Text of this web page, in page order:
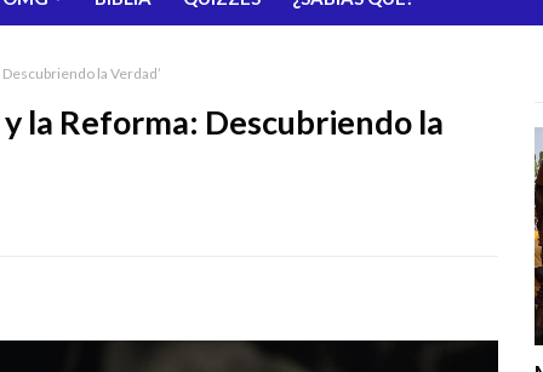
la Verdad’
la Reforma: Descubriendo la